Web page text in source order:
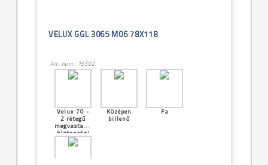
VELUX GGL 3065 M06 78X118
Art. num.: 15502
Velux 70 -
2 rétegű
megvastagított
biztonsági
üveg
Középen
billenő
Fa